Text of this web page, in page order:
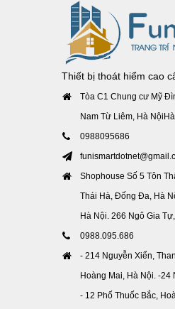
Thiết bị thoát hiểm cao
Tòa C1 Chung cư Mỹ
Nam Từ Liêm, Hà
0988095686
Shophouse Số 5 Tôn
Thái Hà, Đống Đa, Hà
Hà Nội. 266 Ngô Gia
0988.095.686
- 214 Nguyễn Xiển,
Hoàng Mai, Hà Nội. -
- 12 Phố Thuốc Bắc,